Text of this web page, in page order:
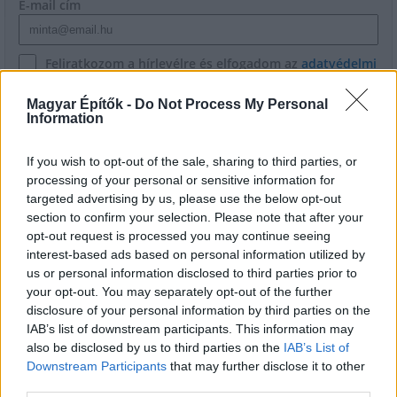
Magyar Építők - Do Not Process My Personal
Information
If you wish to opt-out of the sale, sharing to third parties, or
processing of your personal or sensitive information for
targeted advertising by us, please use the below opt-out
section to confirm your selection. Please note that after your
opt-out request is processed you may continue seeing
interest-based ads based on personal information utilized by
us or personal information disclosed to third parties prior to
your opt-out. You may separately opt-out of the further
disclosure of your personal information by third parties on the
IAB’s list of downstream participants. This information may
also be disclosed by us to third parties on the IAB’s List of
Downstream Participants that may further disclose it to other
E-mail cím
Feliratkozom a hírlevélre és elfogadom az adatvédelmi